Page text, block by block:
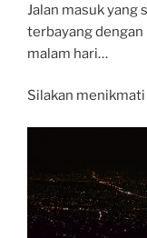
Jalan masuk yang
terbayang
malam hari…
Silakan